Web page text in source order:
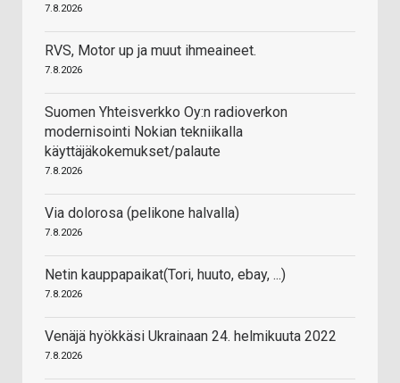
7.8.2026
RVS, Motor up ja muut ihmeaineet.
7.8.2026
Suomen Yhteisverkko Oy:n radioverkon
modernisointi Nokian tekniikalla
käyttäjäkokemukset/palaute
7.8.2026
Via dolorosa (pelikone halvalla)
7.8.2026
Netin kauppapaikat(Tori, huuto, ebay, ...)
7.8.2026
Venäjä hyökkäsi Ukrainaan 24. helmikuuta 2022
7.8.2026